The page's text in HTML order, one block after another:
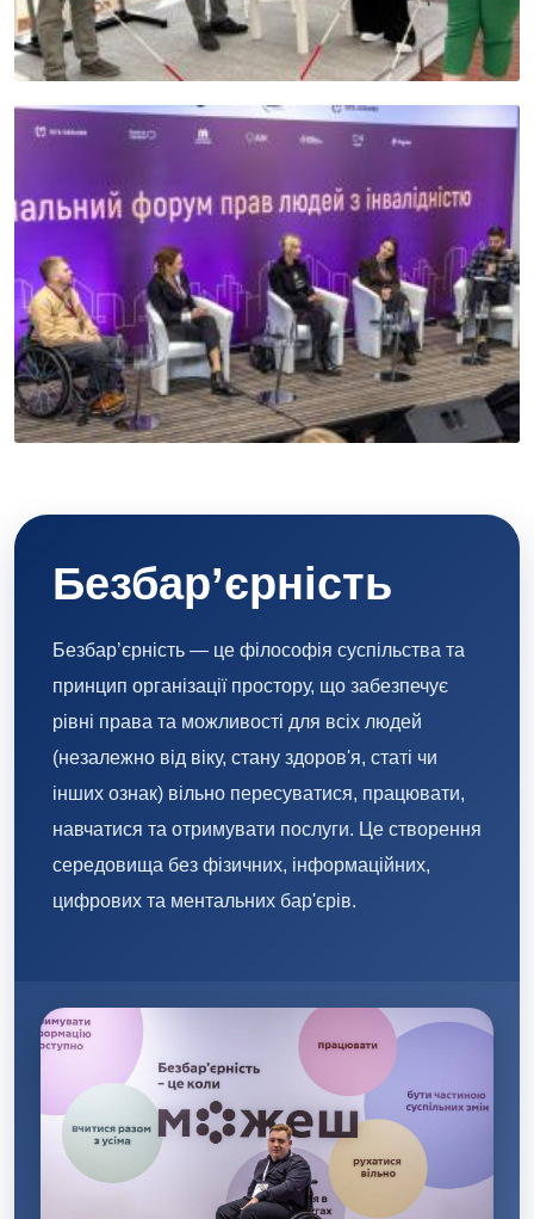
Безбар’єрність
Безбар’єрність — це філософія суспільства та
принцип організації простору, що забезпечує
рівні права та можливості для всіх людей
(незалежно від віку, стану здоров'я, статі чи
інших ознак) вільно пересуватися, працювати,
навчатися та отримувати послуги. Це створення
середовища без фізичних, інформаційних,
цифрових та ментальних бар'єрів.